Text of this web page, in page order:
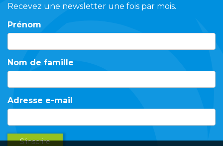
Recevez une newsletter une fois par mois.
Prénom
Nom de famille
Adresse e-mail
S'inscrire